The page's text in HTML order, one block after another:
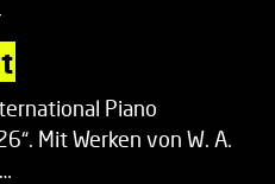
Piano
Mit Werken von W. A.